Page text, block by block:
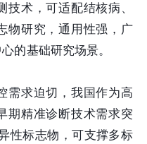
术，可适配结核病、
物研究，通用性强，广
的基础研究场景。
需求迫切，我国作为高
期精准诊断技术需求突
性标志物，可支撑多标